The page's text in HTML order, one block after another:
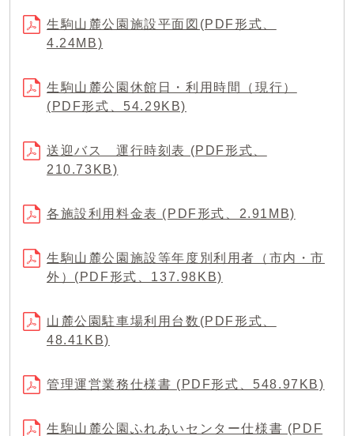
生駒山麓公園施設平面図(PDF形式、
4.24MB)
生駒山麓公園休館日・利用時間（現行）
(PDF形式、54.29KB)
送迎バス 運行時刻表 (PDF形式、
210.73KB)
各施設利用料金表 (PDF形式、2.91MB)
生駒山麓公園施設等年度別利用者（市内・市
外）(PDF形式、137.98KB)
山麓公園駐車場利用台数(PDF形式、
48.41KB)
管理運営業務仕様書 (PDF形式、548.97KB)
生駒山麓公園ふれあいセンター仕様書 (PDF